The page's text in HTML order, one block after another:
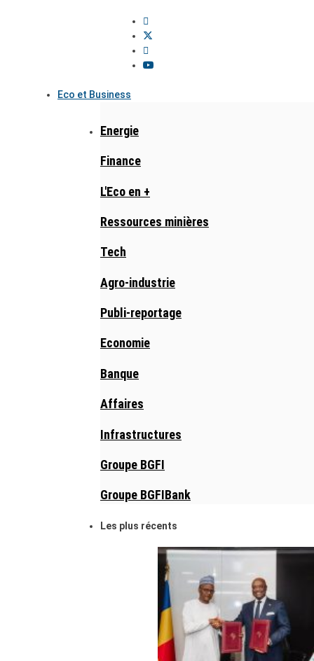
Eco et Business
Energie
Finance
L'Eco en +
Ressources minières
Tech
Agro-industrie
Publi-reportage
Economie
Banque
Affaires
Infrastructures
Groupe BGFI
Groupe BGFIBank
Les plus récents